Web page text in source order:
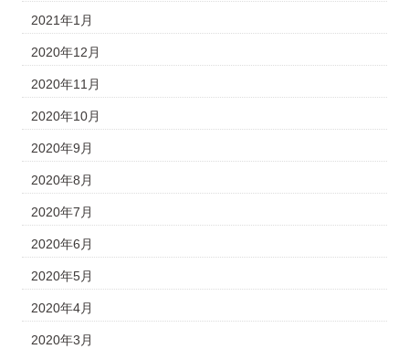
2021年1月
2020年12月
2020年11月
2020年10月
2020年9月
2020年8月
2020年7月
2020年6月
2020年5月
2020年4月
2020年3月